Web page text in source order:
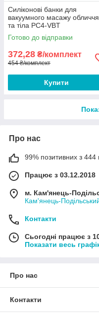
Силіконові банки для
вакуумного масажу обличчя
та тіла PC4-VBT
Готово до відправки
372,28 ₴/комплект
454 ₴/комплект
Купити
Про нас
99% позитивних з 444
Працює з 03.12.2018
м. Кам'янець-
Кам'янець-
Контакти
Сьогодні працює з
Показати весь
Про нас
Контакти